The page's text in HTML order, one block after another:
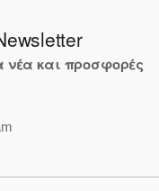
νέα και προσφορές